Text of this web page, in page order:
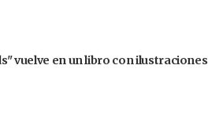
vuelve en un libro con ilustraciones